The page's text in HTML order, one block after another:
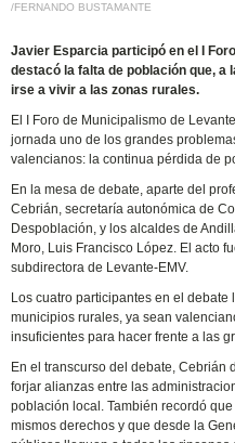
/FERNANDO BUSTAMANTE
Javier Esparcia participó en el I
destacó la falta de población que, a
irse a vivir a las zonas rurales.
El I Foro de Municipalismo de
jornada uno de los grandes
valencianos: la continua pérdida de
En la mesa de debate, aparte del
Cebrián, secretaría autonómica de
Despoblación, y los alcaldes de
Moro, Luis Francisco López. El acto
subdirectora de Levante-EMV.
Los cuatro participantes en el
municipios rurales, ya sean
insuficientes para hacer frente a las
En el transcurso del debate, Cebrián
forjar alianzas entre las
población local. También recordó
mismos derechos y que desde la